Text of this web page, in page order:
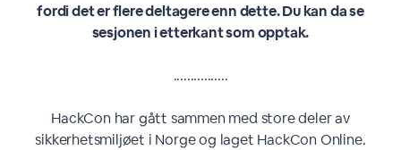
fordi det er flere deltagere enn dette. Du kan da se
sesjonen i etterkant som opptak.
................
HackCon har gått sammen med store deler av
sikkerhetsmiljøet i Norge og laget HackCon Online.